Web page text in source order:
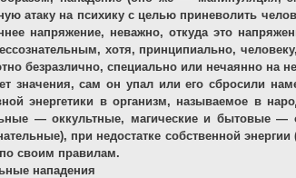
атаку на психику с целью приневолить
напряжение, неважно, откуда это
хотя, принципиально,
безразлично, специально или нечаянно на
значения, сам он упал или его сбросили
энергетики в организм, называемое в
— оккультные, магические и бытовые —
при недостатке собственной
по своим правилам.
нападения